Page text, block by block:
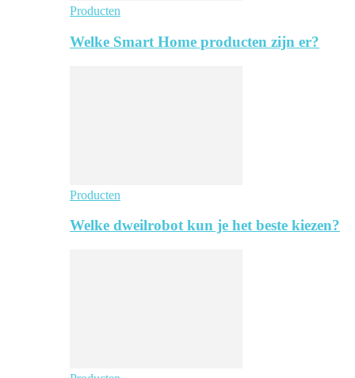
Producten
Welke Smart Home producten zijn er?
Producten
Welke dweilrobot kun je het beste kiezen?